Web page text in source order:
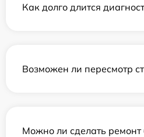
Как долго длится
Возможен ли пересмотр
Можно ли сделать ремонт